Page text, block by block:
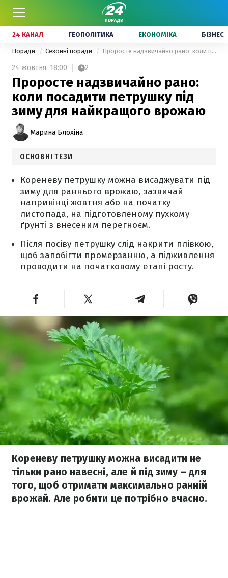
24 КАНАЛ ГЕОПОЛІТИКА ЕКОНОМІКА БІЗНЕС
Поради Сезонні поради Проросте надзвичайно рано: коли посадити петрушку під зиму для найкращого врожаю
24 жовтня, 18:00 2
Проросте надзвичайно рано:
коли посадити петрушку під
зиму для найкращого врожаю
Марина Блохіна
ОСНОВНІ ТЕЗИ
Кореневу петрушку можна висаджувати під
зиму для раннього врожаю, зазвичай
наприкінці жовтня або на початку
листопада, на підготовленому пухкому
ґрунті з внесеним перегноєм.
Після посіву петрушку слід накрити плівкою,
щоб запобігти промерзанню, а підживлення
проводити на початковому етапі росту.
Кореневу петрушку можна висадити не
тільки рано навесні, але й під зиму – для
того, щоб отримати максимально ранній
врожай. Але робити це потрібно вчасно.